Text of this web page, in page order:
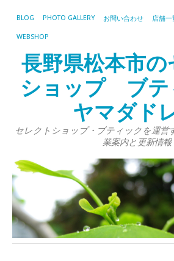
BLOG PHOTO GALLERY お問い合わせ 店舗一
WEBSHOP
長野県松本市の
ショップ ブ
ヤマダド
セレクトショップ・ブティックを運
業案内と更新情報